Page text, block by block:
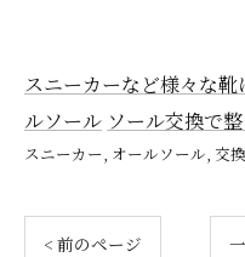
スニーカーなど様々な靴
ルソール ソール交換で
スニーカー オールソール 交換
< 前のページ